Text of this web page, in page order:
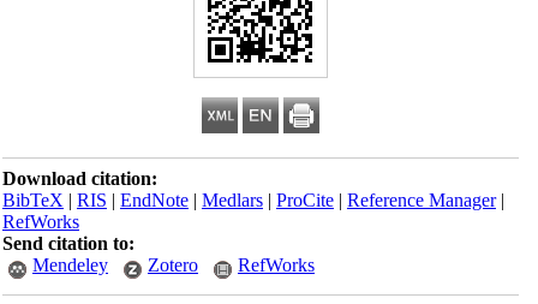
Download citation:
BibTeX|RIS|EndNote|Medlars|ProCite|Reference Manager
RefWorks
Send citation to:
Mendeley
Zotero RefWorks